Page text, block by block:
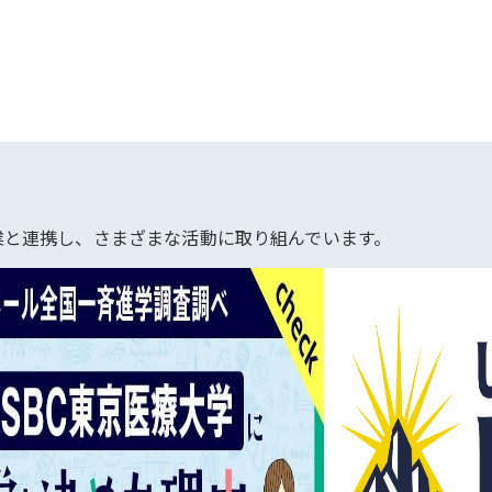
連携し、さまざまな活動に取り組んでいます。